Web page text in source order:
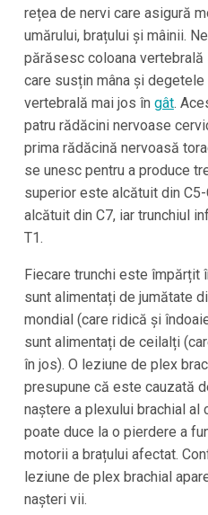
rețea de nervi care asigură
umărului, brațului și mâinii.
părăsesc coloana
care susțin mâna și
vertebrală mai jos în gât.
patru rădăcini nervoase
prima rădăcină nervoasă
se unesc pentru a produce
superior este alcătuit din
alcătuit din C7, iar trunchiul
T1.
Fiecare trunchi este împărțit
sunt alimentați de jumătate
mondial (care ridică și
sunt alimentați de ceilalți
în jos). O leziune de plex
presupune că este cauzată
naștere a plexului brachial al
poate duce la o pierdere a
motorii a brațului afectat.
leziune de plex brachial
nașteri vii.